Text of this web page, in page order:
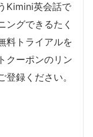
Kimini英会話で
ングできるたく
料トライアルを
クーポンのリン
録ください。